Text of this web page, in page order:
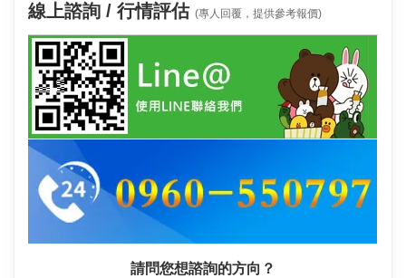
線上諮詢 / 行情評估 (專人回覆，提供參考報價)
請問您想諮詢的方向？